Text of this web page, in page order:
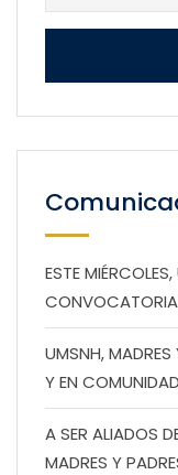
ESTE
CONVOCATORIA
UMSNH,
Y EN
A SER ALIADOS
MADRES Y